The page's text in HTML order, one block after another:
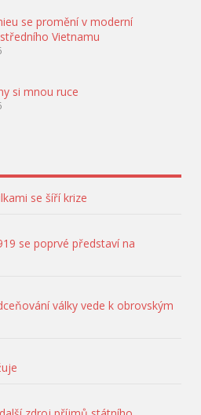
se promění v moderní
Vietnamu
si mnou ruce
se šíří krize
se poprvé představí na
války vede k obrovským